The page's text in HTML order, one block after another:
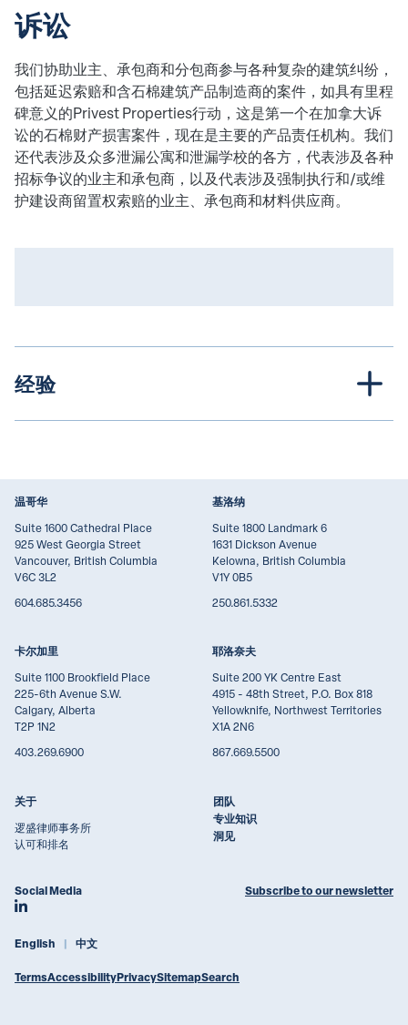
诉讼
我们协助业主、承包商和分包商参与各种复杂的建筑纠纷，
包括延迟索赔和含石棉建筑产品制造商的案件，如具有里程
碑意义的Privest Properties行动，这是第一个在加拿大诉
讼的石棉财产损害案件，现在是主要的产品责任机构。我们
还代表涉及众多泄漏公寓和泄漏学校的各方，代表涉及各种
招标争议的业主和承包商，以及代表涉及强制执行和/或维
护建设商留置权索赔的业主、承包商和材料供应商。
经验
温哥华
Suite 1600 Cathedral Place
925 West Georgia Street
Vancouver, British Columbia
V6C 3L2
604.685.3456
基洛纳
Suite 1800 Landmark 6
1631 Dickson Avenue
Kelowna, British Columbia
V1Y 0B5
250.861.5332
卡尔加里
Suite 1100 Brookfield Place
225-6th Avenue S.W.
Calgary, Alberta
T2P 1N2
403.269.6900
耶洛奈夫
Suite 200 YK Centre East
4915 - 48th Street, P.O. Box 818
Yellowknife, Northwest Territories
X1A 2N6
867.669.5500
关于
逻盛律师事务所
认可和排名
团队
专业知识
洞见
Social Media
Join Lawson Lundell on LinkedIn
Subscribe to our newsletter
English 中文
TermsAccessibilityPrivacySitemapSearch